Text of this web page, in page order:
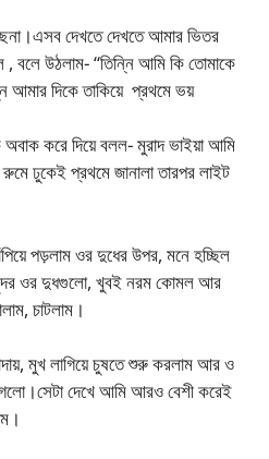
দেখতে দেখতে আমার ভিতর
বলে উঠলাম- “তিন্নি আমি কি তোমাকে
আমার দিকে তাকিয়ে প্রথমে ভয়
করে দিয়ে বলল- মুরাদ ভাইয়া আমি
ঢুকেই প্রথমে জানালা তারপর লাইট
পড়লাম ওর দুধের উপর, মনে হচ্ছিল
ওর দুধগুলো, খুবই নরম কোমল আর
চাটলাম।
মুখ লাগিয়ে চুষতে শুরু করলাম আর ও
দেখে আমি আরও বেশী করেই